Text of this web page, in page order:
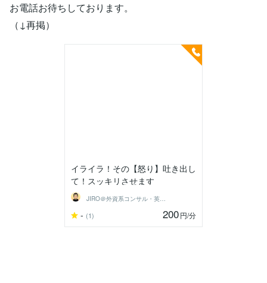
お電話お待ちしております。
（↓再掲）
イライラ！その【怒り】吐き出し
て！スッキリさせます
JIRO＠外資系コンサル・英語育児
- (1) 200円/分